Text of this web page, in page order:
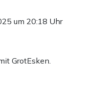
um 20:18 Uhr
GrotEsken.